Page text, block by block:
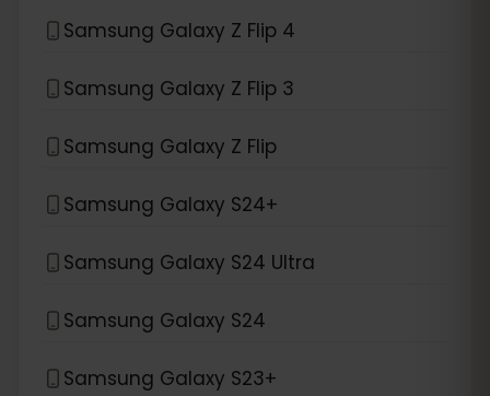
Samsung Galaxy Z Flip 4
Samsung Galaxy Z Flip 3
Samsung Galaxy Z Flip
Samsung Galaxy S24+
Samsung Galaxy S24 Ultra
Samsung Galaxy S24
Samsung Galaxy S23+